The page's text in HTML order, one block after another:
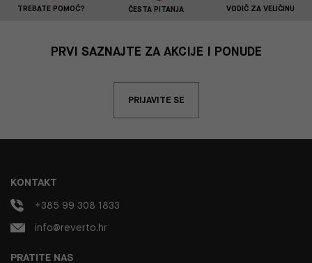
TREBATE POMOĆ? ČESTA PITANJA VODIČ ZA VELIČINU
PRVI SAZNAJTE ZA AKCIJE I PONUDE
PRIJAVITE SE
PRATITE NAS
KONTAKT
+385 99 308 1833
info@reverto.hr